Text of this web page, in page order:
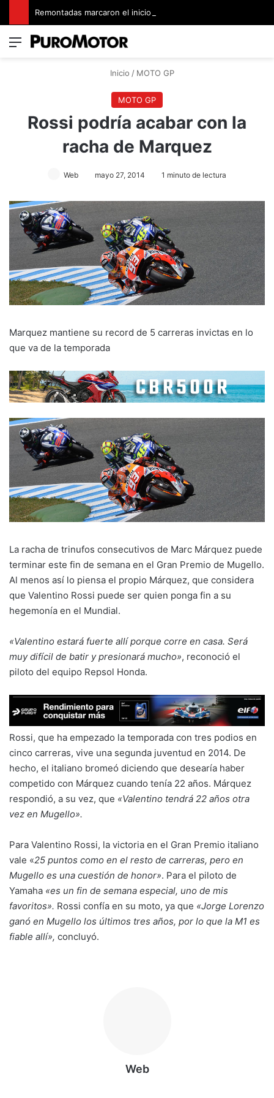
Menú
Inicio / MOTO GP
MOTO GP
Rossi podría acabar con la
racha de Marquez
Web mayo 27, 2014 1 minuto de lectura
Marquez mantiene su record de 5 carreras invictas en lo
que va de la temporada
La racha de trinufos consecutivos de Marc Márquez puede
terminar este fin de semana en el Gran Premio de Mugello.
Al menos así lo piensa el propio Márquez, que considera
que Valentino Rossi puede ser quien ponga fin a su
hegemonía en el Mundial.
«Valentino estará fuerte allí porque corre en casa. Será
muy difícil de batir y presionará mucho», reconoció el
piloto del equipo Repsol Honda.
Rossi, que ha empezado la temporada con tres podios en
cinco carreras, vive una segunda juventud en 2014. De
hecho, el italiano bromeó diciendo que desearía haber
competido con Márquez cuando tenía 22 años. Márquez
respondió, a su vez, que «Valentino tendrá 22 años otra
vez en Mugello».
Para Valentino Rossi, la victoria en el Gran Premio italiano
vale «25 puntos como en el resto de carreras, pero en
Mugello es una cuestión de honor». Para el piloto de
Yamaha «es un fin de semana especial, uno de mis
favoritos». Rossi confía en su moto, ya que «Jorge Lorenzo
ganó en Mugello los últimos tres años, por lo que la M1 es
fiable allí», concluyó.
Web